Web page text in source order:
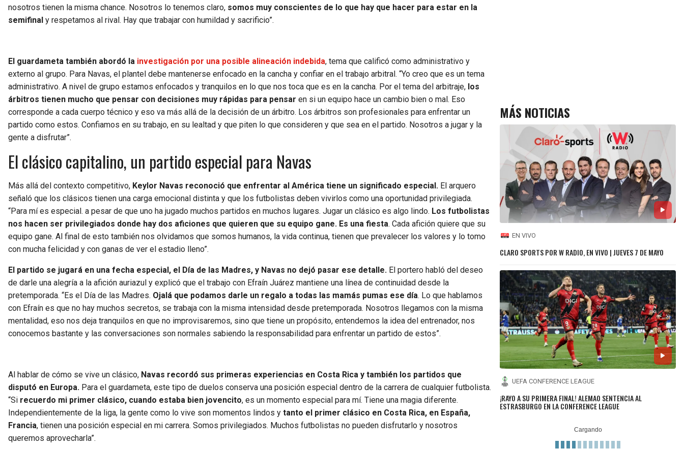
nosotros tienen la misma chance. Nosotros lo tenemos claro, somos muy conscientes de lo que hay que hacer para estar en la
semifinal y respetamos al rival. Hay que trabajar con humildad y sacrificio”.
El guardameta también abordó la investigación por una posible alineación indebida, tema que calificó como administrativo y
externo al grupo. Para Navas, el plantel debe mantenerse enfocado en la cancha y confiar en el trabajo arbitral. “Yo creo que es un tema
administrativo. A nivel de grupo estamos enfocados y tranquilos en lo que nos toca que es en la cancha. Por el tema del arbitraje, los
árbitros tienen mucho que pensar con decisiones muy rápidas para pensar en si un equipo hace un cambio bien o mal. Eso
corresponde a cada cuerpo técnico y eso va más allá de la decisión de un árbitro. Los árbitros son profesionales para enfrentar un
partido como estos. Confiamos en su trabajo, en su lealtad y que piten lo que consideren y que sea en el partido. Nosotros a jugar y la
gente a disfrutar”.
El clásico capitalino, un partido especial para Navas
Más allá del contexto competitivo, Keylor Navas reconoció que enfrentar al América tiene un significado especial. El arquero
señaló que los clásicos tienen una carga emocional distinta y que los futbolistas deben vivirlos como una oportunidad privilegiada.
“Para mí es especial. a pesar de que uno ha jugado muchos partidos en muchos lugares. Jugar un clásico es algo lindo. Los futbolistas
nos hacen ser privilegiados donde hay dos aficiones que quieren que su equipo gane. Es una fiesta. Cada afición quiere que su
equipo gane. Al final de esto también nos olvidamos que somos humanos, la vida continua, tienen que prevalecer los valores y lo tomo
con mucha felicidad y con ganas de ver el estadio lleno”.
El partido se jugará en una fecha especial, el Día de las Madres, y Navas no dejó pasar ese detalle. El portero habló del deseo
de darle una alegría a la afición auriazul y explicó que el trabajo con Efraín Juárez mantiene una línea de continuidad desde la
pretemporada. “Es el Día de las Madres. Ojalá que podamos darle un regalo a todas las mamás pumas ese día. Lo que hablamos
con Efraín es que no hay muchos secretos, se trabaja con la misma intensidad desde pretemporada. Nosotros llegamos con la misma
mentalidad, eso nos deja tranquilos en que no improvisaremos, sino que tiene un propósito, entendemos la idea del entrenador, nos
conocemos bastante y las conversaciones son normales sabiendo la responsabilidad para enfrentar un partido de estos”.
Al hablar de cómo se vive un clásico, Navas recordó sus primeras experiencias en Costa Rica y también los partidos que
disputó en Europa. Para el guardameta, este tipo de duelos conserva una posición especial dentro de la carrera de cualquier futbolista.
“Si recuerdo mi primer clásico, cuando estaba bien jovencito, es un momento especial para mí. Tiene una magia diferente.
Independientemente de la liga, la gente como lo vive son momentos lindos y tanto el primer clásico en Costa Rica, en España,
Francia, tienen una posición especial en mi carrera. Somos privilegiados. Muchos futbolistas no pueden disfrutarlo y nosotros
queremos aprovecharla”.
MÁS NOTICIAS
EN VIVO
CLARO SPORTS POR W RADIO, EN VIVO | JUEVES 7 DE MAYO
UEFA CONFERENCE LEAGUE
¡RAYO A SU PRIMERA FINAL! ALEMAO SENTENCIA AL
ESTRASBURGO EN LA CONFERENCE LEAGUE